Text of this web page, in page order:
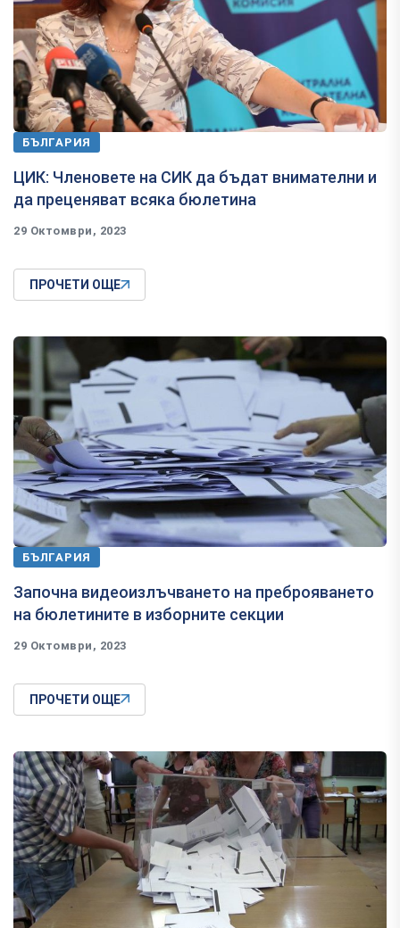
БЪЛГАРИЯ
ЦИК: Членовете на СИК да бъдат внимателни и
да преценяват всяка бюлетина
29 Октомври, 2023
ПРОЧЕТИ ОЩЕ
БЪЛГАРИЯ
Започна видеоизлъчването на прeброяването
на бюлетините в изборните секции
29 Октомври, 2023
ПРОЧЕТИ ОЩЕ